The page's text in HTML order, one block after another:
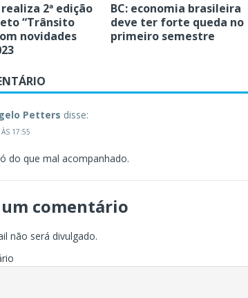
2ª edição
“Trânsito
novidades
BC: economia brasileira
deve ter forte queda no
primeiro semestre
Petters disse:
17:55
do que mal acompanhado.
um comentário
não será divulgado.